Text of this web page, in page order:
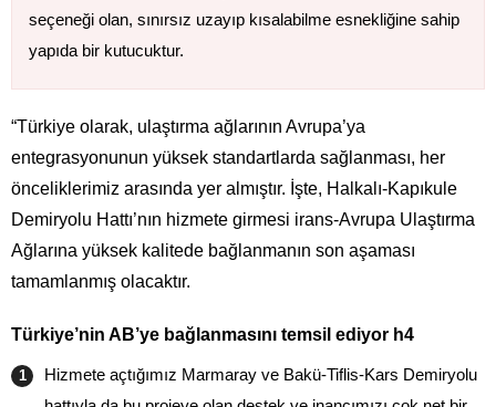
seçeneği olan, sınırsız uzayıp kısalabilme esnekliğine sahip
yapıda bir kutucuktur.
“Türkiye olarak, ulaştırma ağlarının Avrupa’ya
entegrasyonunun yüksek standartlarda sağlanması, her
önceliklerimiz arasında yer almıştır. İşte, Halkalı-Kapıkule
Demiryolu Hattı’nın hizmete girmesi irans-Avrupa Ulaştırma
Ağlarına yüksek kalitede bağlanmanın son aşaması
tamamlanmış olacaktır.
Türkiye’nin AB’ye bağlanmasını temsil ediyor h4
Hizmete açtığımız Marmaray ve Bakü-Tiflis-Kars Demiryolu